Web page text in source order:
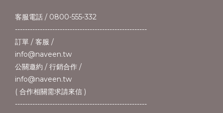
客服電話 / 0800-555-332
-----------------------------------------------------
訂單 / 客服 /
info@naveen.tw
公關邀約 / 行銷合作 /
info@naveen.tw
( 合作相關需求請來信 )
-----------------------------------------------------